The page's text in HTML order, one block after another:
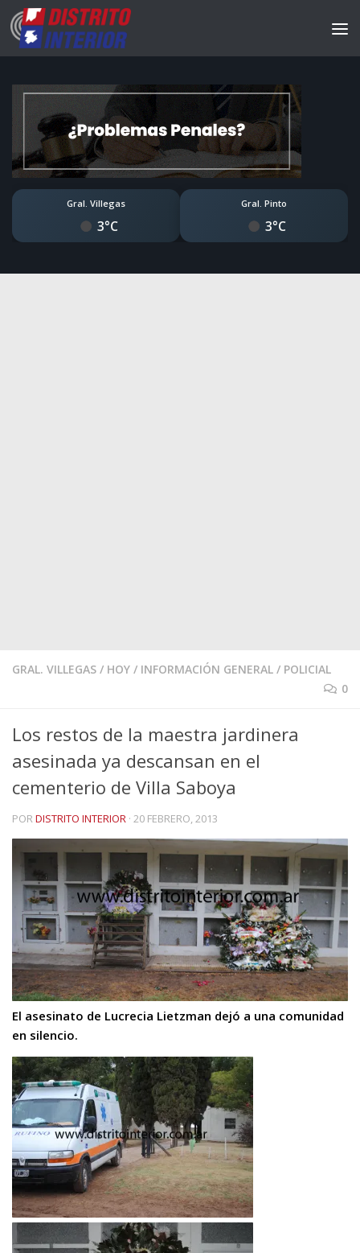
Gral. Villegas
3°C
Gral. Pinto
3°C
GRAL. VILLEGAS / HOY / INFORMACIÓN GENERAL / POLICIAL
0
Los restos de la maestra jardinera
asesinada ya descansan en el
cementerio de Villa Saboya
PORDISTRITO INTERIOR · 20 FEBRERO, 2013
El asesinato de Lucrecia Lietzman dejó a una comunidad
en silencio.